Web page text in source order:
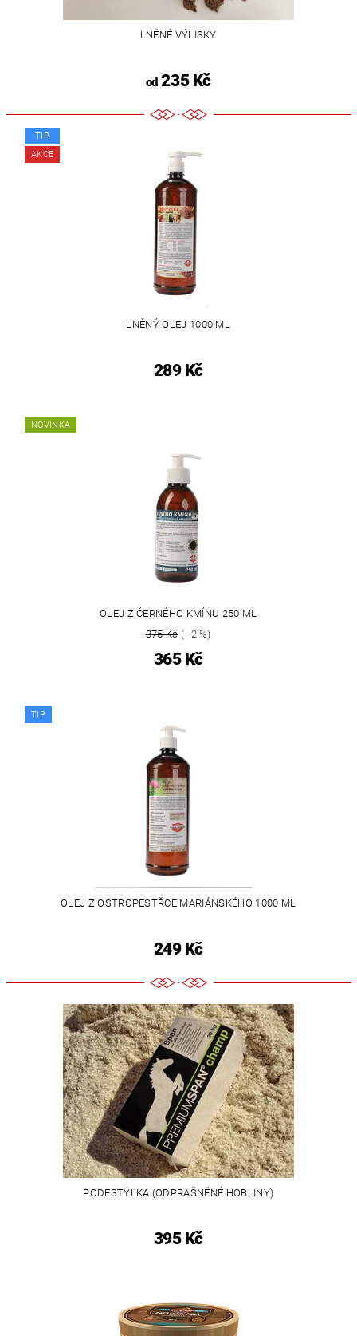
LNĚNÉ VÝLISKY
od235 Kč
TIP
AKCE
LNĚNÝ OLEJ 1000 ML
289 Kč
NOVINKA
OLEJ Z ČERNÉHO KMÍNU 250 ML
375 Kč(–2 %)
365 Kč
TIP
OLEJ Z OSTROPESTŘCE MARIÁNSKÉHO 1000 ML
249 Kč
PODESTÝLKA (ODPRAŠNĚNÉ HOBLINY)
395 Kč